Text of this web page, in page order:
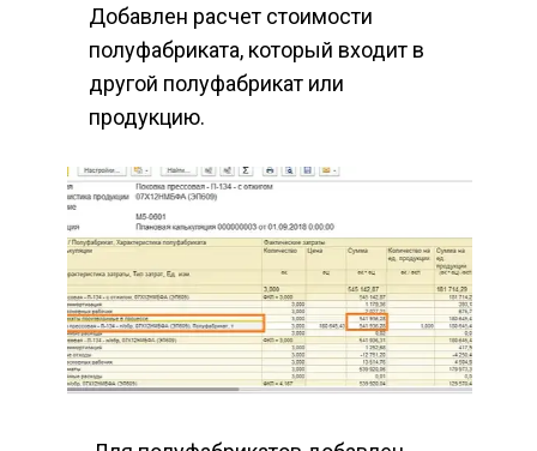
Добавлен расчет стоимости
полуфабриката, который входит в
другой полуфабрикат или
продукцию.